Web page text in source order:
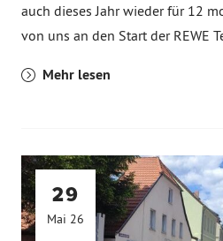
auch dieses Jahr wieder für 12
von uns an den Start der REWE
Mehr lesen
29
Mai 26